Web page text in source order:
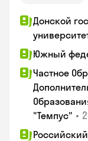
Донской
Южный
Частное
"Темпус" •